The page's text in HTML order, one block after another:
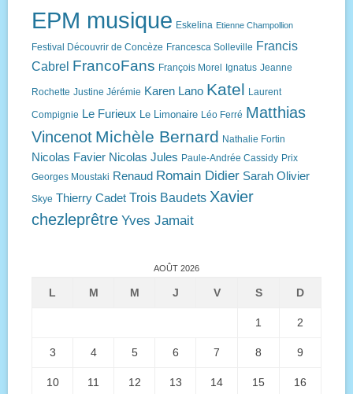
EPM musique Eskelina Etienne Champollion
Festival Découvrir de Concèze Francesca Solleville Francis
Cabrel FrancoFans François Morel Ignatus Jeanne
Rochette Justine Jérémie Karen Lano Katel Laurent
Compignie Le Furieux Le Limonaire Léo Ferré Matthias
Vincenot Michèle Bernard Nathalie Fortin
Nicolas Favier Nicolas Jules Paule-Andrée Cassidy Prix
Georges Moustaki Renaud Romain Didier Sarah Olivier
Skye Thierry Cadet Trois Baudets Xavier
chezleprêtre Yves Jamait
AOÛT 2026
L M M J V S D
1 2
3 4 5 6 7 8 9
10 11 12 13 14 15 16